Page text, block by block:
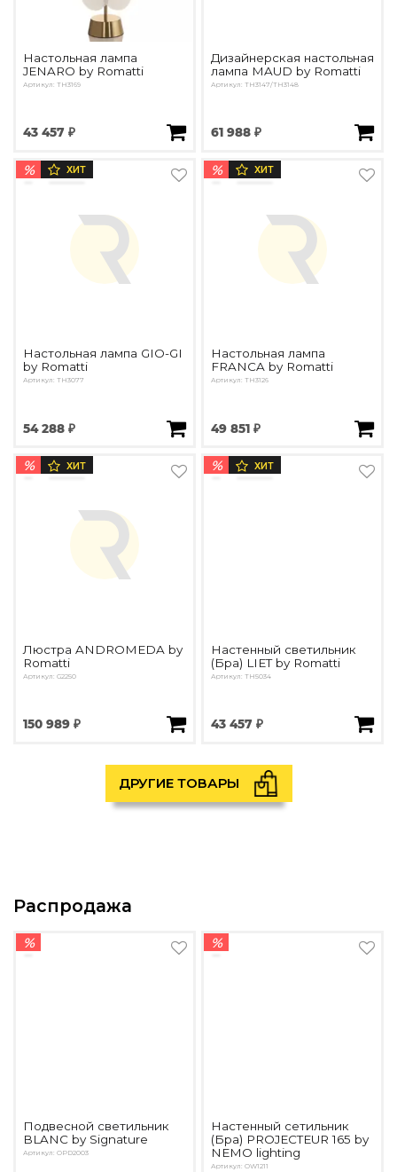
Настольная лампа
JENARO by Romatti
Артикул: TH3169
43 457 ₽
Дизайнерская настольная
лампа MAUD by Romatti
Артикул: TH3147/TH3148
61 988 ₽
% ХИТ
Настольная лампа GIO-GI
by Romatti
Артикул: TH3077
54 288 ₽
% ХИТ
Настольная лампа
FRANCA by Romatti
Артикул: ТН3126
49 851 ₽
% ХИТ
Люстра ANDROMEDA by
Romatti
Артикул: G2250
150 989 ₽
% ХИТ
Настенный светильник
(Бра) LIET by Romatti
Артикул: TH5034
43 457 ₽
ДРУГИЕ ТОВАРЫ
Распродажа
%
Подвесной светильник
BLANC by Signature
Артикул: OPD2003
%
Настенный сетильник
(Бра) PROJECTEUR 165 by
NEMO lighting
Артикул: OW1211